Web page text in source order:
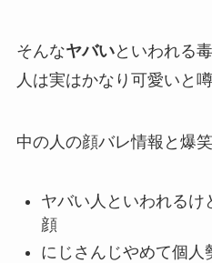
そんなヤバいといわれる
人は実はかなり可愛い と
中の人の顔バレ情報と爆
ヤバい人といわれるけ
顔
にじさんじやめて個人